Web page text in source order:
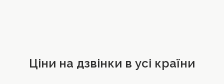
Ціни на дзвінки в усі країни